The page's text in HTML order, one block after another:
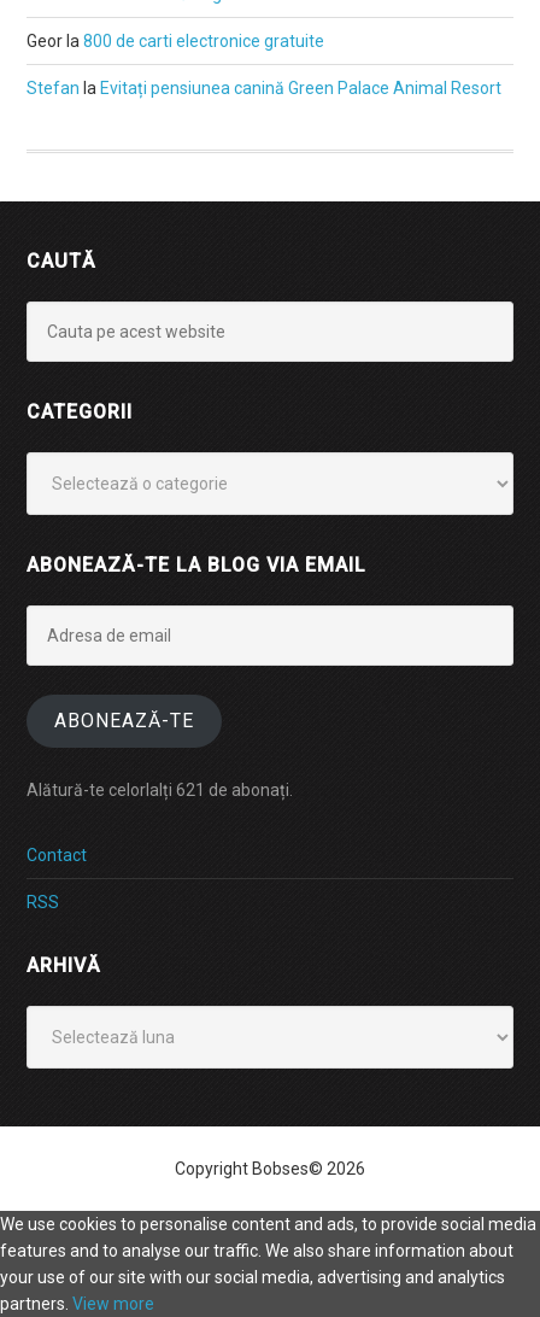
Geor la800 de carti electronice gratuite
Stefan la Evitați pensiunea canină Green Palace Animal Resort
CAUTĂ
CATEGORII
ABONEAZĂ-TE LA BLOG VIA EMAIL
email
ABONEAZĂ-TE
Alătură-te celorlalți 621 de abonați.
Contact
RSS
ARHIVĂ
Copyright Bobses© 2026
We use cookies to personalise content and ads, to provide social media
features and to analyse our traffic. We also share information about
your use of our site with our social media, advertising and analytics
partners. View more